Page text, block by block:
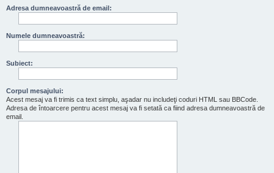
Adresa dumneavoastră de email:
Numele dumneavoastră:
Subiect:
Corpul mesajului:
Acest mesaj va fi trimis ca text simplu, aşadar nu includeţi coduri HTML sau BBCode.
Adresa de întoarcere pentru acest mesaj va fi setată ca fiind adresa dumneavoastră de
email.